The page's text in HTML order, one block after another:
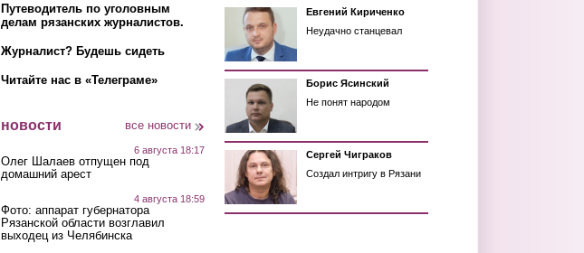
Путеводитель по уголовным
делам рязанских журналистов.
Журналист? Будешь сидеть
Читайте нас в «Телеграме»
новости все новости
6 августа 18:17
Олег Шалаев отпущен под
домашний арест
4 августа 18:59
Фото: аппарат губернатора
Рязанской области возглавил
выходец из Челябинска
Евгений Кириченко
Неудачно станцевал
Борис Ясинский
Не понят народом
Сергей Чиграков
Создал интригу в Рязани